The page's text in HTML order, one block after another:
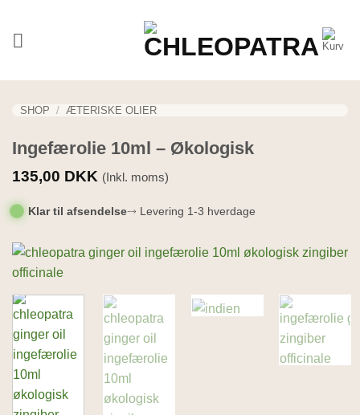
indhold
SHOP / ÆTERISKE OLIER
Ingefærolie 10ml – Økologisk
135,00 DKK (Inkl. moms)
Klar til afsendelse⤑ Levering 1-3 hverdage